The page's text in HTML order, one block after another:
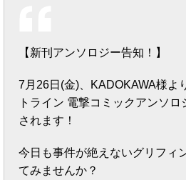
【新刊アンソロジー告知！】
7月26日(金)、KADOKAWA様よ
トライン 電撃コミックアンソ
されます！
今日も事件が絶えないグリフィ
てみませんか？